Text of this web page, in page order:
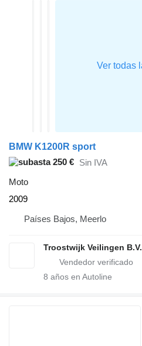
BMW K1200R sport
250 € Sin IVA
Moto
2009
Países Bajos, Meerlo
Troostwijk Veilingen B.V.
8 años en Autoline